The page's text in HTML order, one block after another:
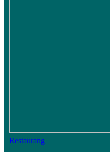
Restaurang